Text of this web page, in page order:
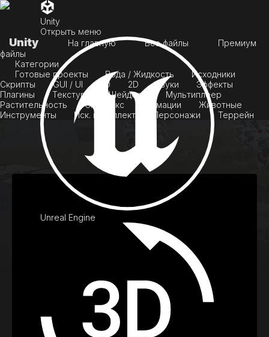
Unity
Открыть меню
Unreal Engine
Unity На главную Все файлы
Премиум
файлы
Категории
Готовые проекты
Вода / Жидкость
Исходники
Скрипты
GUI / UI 3D 2D Звуки
Эффекты
Плагины
Текстуры Шейдеры
Мультиплеер
Растительность
Скайбокс Анимации
Животные
Инструменты
Иск. интеллект Персонажи Террейн